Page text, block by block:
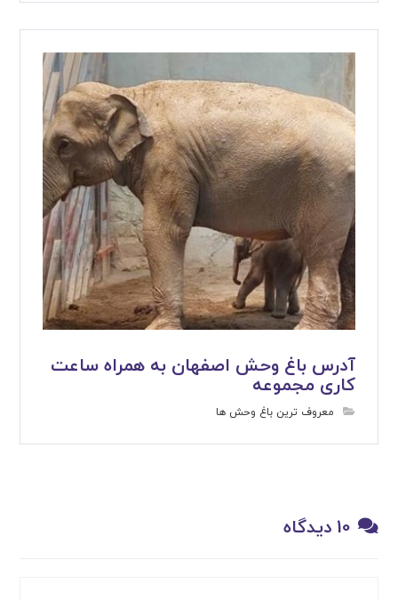
آدرس باغ وحش اصفهان به همراه ساعت
کاری مجموعه
معروف ترین باغ وحش ها
10 دیدگاه